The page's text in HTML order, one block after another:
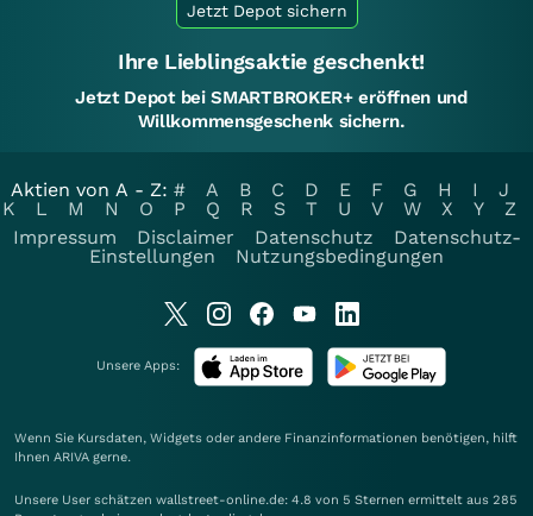
Jetzt Depot sichern
Ihre Lieblingsaktie geschenkt!
Jetzt Depot bei SMARTBROKER+ eröffnen und
Willkommensgeschenk sichern.
Aktien von A - Z: # A B C D E F G H I
J
K
L M N O P Q R S T U V W X Y
Z
Impressum
Disclaimer Datenschutz
Datenschutz-
Einstellungen
Nutzungsbedingungen
Unsere Apps:
Wenn Sie Kursdaten, Widgets oder andere Finanzinformationen benötigen, hilft
Ihnen ARIVA gerne.
Unsere User schätzen wallstreet-online.de: 4.8 von 5 Sternen ermittelt aus 285